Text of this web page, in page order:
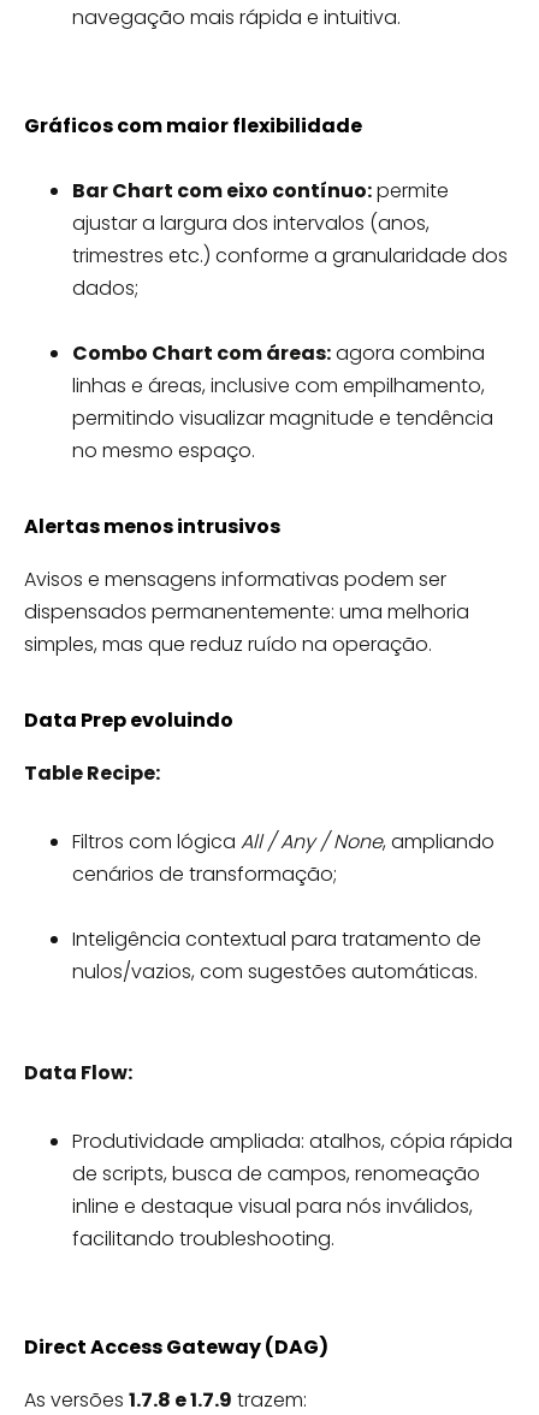
navegação mais rápida e intuitiva.
Gráficos com maior flexibilidade
Bar Chart com eixo contínuo:permite
ajustar a largura dos intervalos (anos,
trimestres etc.) conforme a granularidade dos
dados;
Combo Chart com áreas:agora combina
linhas e áreas, inclusive com empilhamento,
permitindo visualizar magnitude e tendência
no mesmo espaço.
Alertas menos intrusivos
Avisos e mensagens informativas podem ser
dispensados permanentemente: uma melhoria
simples, mas que reduz ruído na operação.
Data Prep evoluindo
Table Recipe:
Filtros com lógica All / Any / None, ampliando
cenários de transformação;
Inteligência contextual para tratamento de
nulos/vazios, com sugestões automáticas.
Data Flow:
Produtividade ampliada: atalhos, cópia rápida
de scripts, busca de campos, renomeação
inline e destaque visual para nós inválidos,
facilitando troubleshooting.
Direct Access Gateway (DAG)
As versões 1.7.8 e 1.7.9 trazem: